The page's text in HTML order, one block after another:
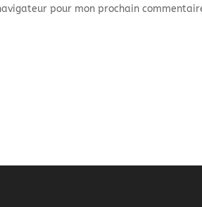
pour mon prochain